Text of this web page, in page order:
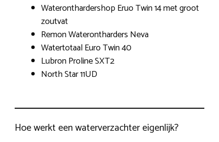
Wateronthardershop Eruo Twin 14 met groot
zoutvat
Remon Waterontharders Neva
Watertotaal Euro Twin 40
Lubron Proline SXT2
North Star 11UD
Hoe werkt een waterverzachter eigenlijk?